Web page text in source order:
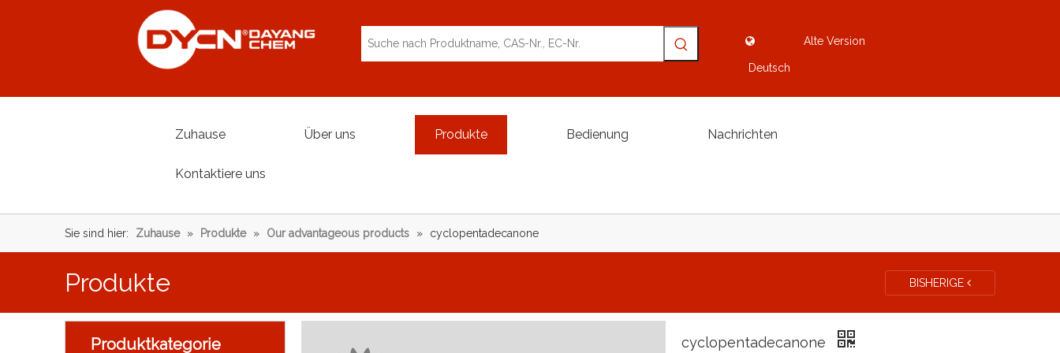
Deutsch
Alte Version
Zuhause Über uns Produkte Bedienung Nachrichten
Kontaktiere uns
Sie sind hier: Zuhause » Produkte » Our advantageous products » cyclopentadecanone
Produkte BISHERIGE
Produktkategorie cyclopentadecanone